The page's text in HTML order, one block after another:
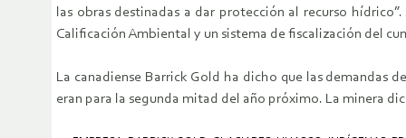
las obras destinadas a dar protección al recurso
Calificación Ambiental y un sistema de fiscalización del
La canadiense Barrick Gold ha dicho que las demandas
eran para la segunda mitad del año próximo. La minera